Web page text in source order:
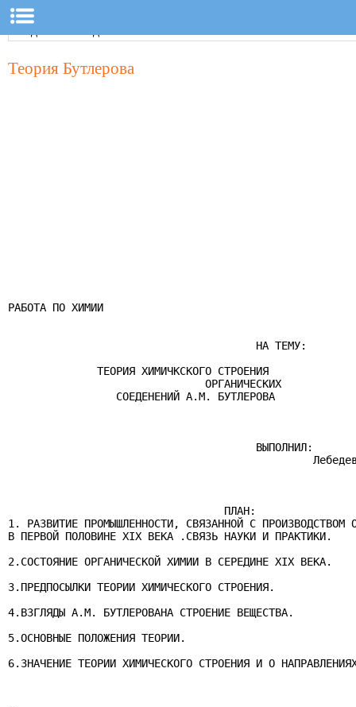
Теория Бутлерова
РАБОТА ПО ХИМИИ
                                       НА ТЕМУ:
              ТЕОРИЯ ХИМИЧКСКОГО СТРОЕНИЯ
                               ОРГАНИЧЕСКИХ
                 СОЕДЕНЕНИЙ А.М. БУТЛЕРОВА
                                       ВЫПОЛНИЛ:
                                  ПЛАН:
1. РАЗВИТИЕ ПРОМЫШЛЕННОСТИ, СВЯЗАННОЙ С ПРОИЗВОДСТВОМ
В ПЕРВОЙ ПОЛОВИНЕ XIX ВЕКА .СВЯЗЬ НАУКИ И ПРАКТИКИ.
2.СОСТОЯНИЕ ОРГАНИЧЕСКОЙ ХИМИИ В СЕРЕДИНЕ XIX ВЕКА.
3.ПРЕДПОСЫЛКИ ТЕОРИИ ХИМИЧЕСКОГО СТРОЕНИЯ.
4.ВЗГЛЯДЫ А.М. БУТЛЕРОВАНА СТРОЕНИЕ ВЕЩЕСТВА.
5.ОСНОВНЫЕ ПОЛОЖЕНИЯ ТЕОРИИ.
6.ЗНАЧЕНИЕ ТЕОРИИ ХИМИЧЕСКОГО СТРОЕНИЯ И О